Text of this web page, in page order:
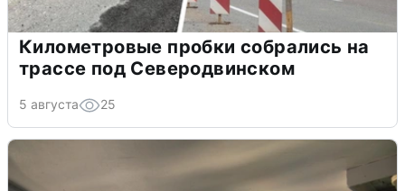
Километровые пробки собрались на
трассе под Северодвинском
5 августа 25